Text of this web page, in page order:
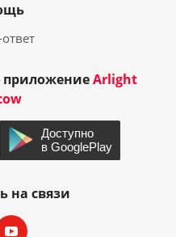
приложениеArlight
на связи